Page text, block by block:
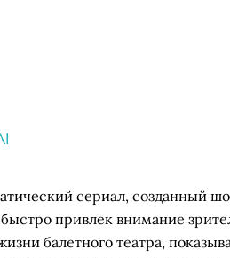
сериал, созданный
привлек внимание
балетного театра,